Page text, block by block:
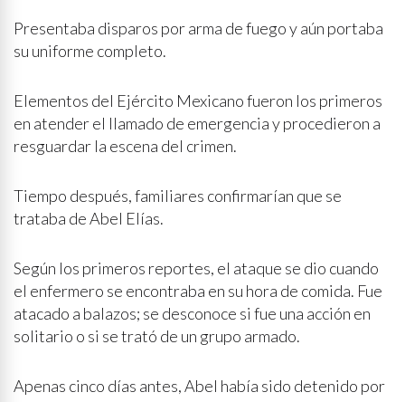
Presentaba disparos por arma de fuego y aún portaba
su uniforme completo.
Elementos del Ejército Mexicano fueron los primeros
en atender el llamado de emergencia y procedieron a
resguardar la escena del crimen.
Tiempo después, familiares confirmarían que se
trataba de Abel Elías.
Según los primeros reportes, el ataque se dio cuando
el enfermero se encontraba en su hora de comida. Fue
atacado a balazos; se desconoce si fue una acción en
solitario o si se trató de un grupo armado.
Apenas cinco días antes, Abel había sido detenido por